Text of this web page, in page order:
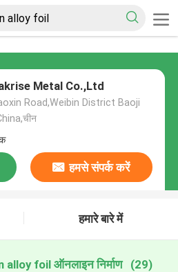
Metal Co.,Ltd
Road,Weibin District Baoji
हमसे संपर्क करें
हमारे बारे में
foil ऑनलाइन निर्माण (29)